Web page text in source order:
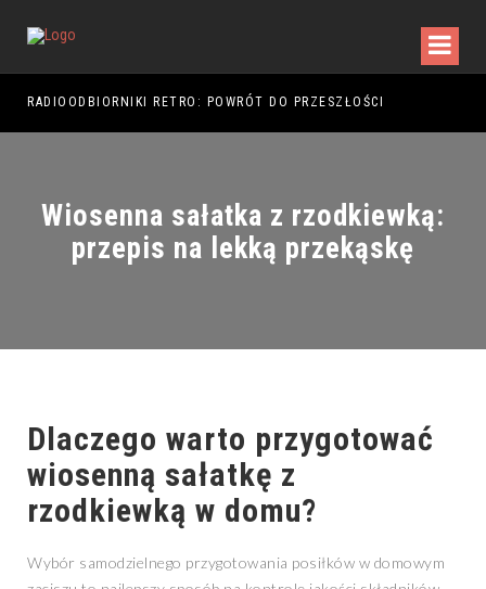
RADIOODBIORNIKI RETRO: POWRÓT DO PRZESZŁOŚCI
Wiosenna sałatka z rzodkiewką:
przepis na lekką przekąskę
Dlaczego warto przygotować
wiosenną sałatkę z
rzodkiewką w domu?
Wybór samodzielnego przygotowania posiłków w domowym